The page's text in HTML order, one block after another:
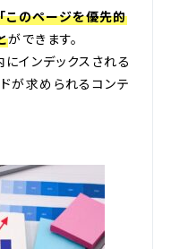
のページを優先的
ができます。
インデックスされる
が求められるコンテ